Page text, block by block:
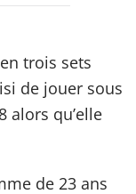
trois sets
de jouer sous
alors qu’elle
de 23 ans